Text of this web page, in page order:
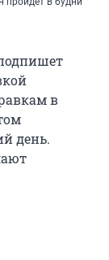
в
день.